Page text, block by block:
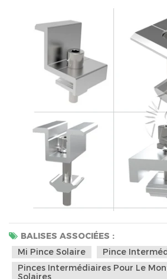
BALISES ASSOCIÉES :
Mi Pince Solaire
Pince
Pinces Intermédiaires Pour Le
Solaires